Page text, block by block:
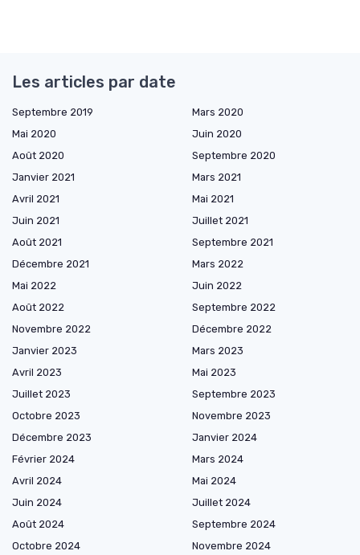
Les articles par date
Septembre 2019
Mars 2020
Mai 2020
Juin 2020
Août 2020
Septembre 2020
Janvier 2021
Mars 2021
Avril 2021
Mai 2021
Juin 2021
Juillet 2021
Août 2021
Septembre 2021
Décembre 2021
Mars 2022
Mai 2022
Juin 2022
Août 2022
Septembre 2022
Novembre 2022
Décembre 2022
Janvier 2023
Mars 2023
Avril 2023
Mai 2023
Juillet 2023
Septembre 2023
Octobre 2023
Novembre 2023
Décembre 2023
Janvier 2024
Février 2024
Mars 2024
Avril 2024
Mai 2024
Juin 2024
Juillet 2024
Août 2024
Septembre 2024
Octobre 2024
Novembre 2024